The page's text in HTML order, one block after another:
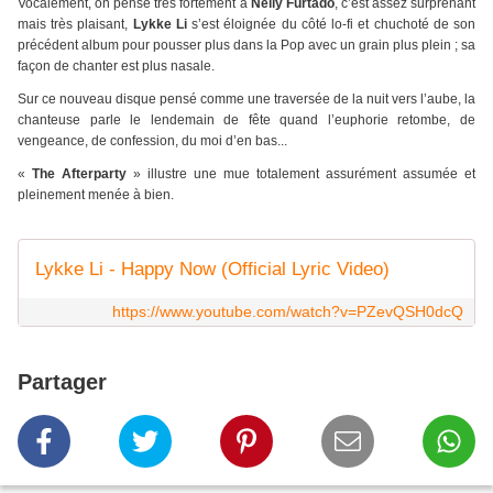
Vocalement, on pense très fortement à Nelly Furtado, c’est assez surprenant
mais très plaisant, Lykke Lis’est éloignée du côté lo-fi et chuchoté de son
précédent album pour pousser plus dans la Pop avec un grain plus plein ; sa
façon de chanter est plus nasale.
Sur ce nouveau disque pensé comme une traversée de la nuit vers l’aube, la
chanteuse parle le lendemain de fête quand l’euphorie retombe, de
vengeance, de confession, du moi d’en bas...
« The Afterparty » illustre une mue totalement assurément assumée et
pleinement menée à bien.
Lykke Li - Happy Now (Official Lyric Video)
https://www.youtube.com/watch?v=PZevQSH0dcQ
Partager